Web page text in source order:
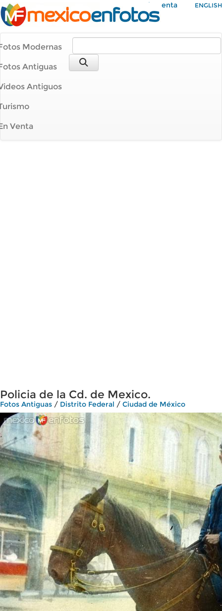
Mi Cuenta ENGLISH
Modernas
Antiguas
Antiguos
Venta
Policia de la Cd. de Mexico.
Fotos Antiguas / Distrito Federal / Ciudad de México